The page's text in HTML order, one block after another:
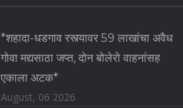
*शहादा-धडगाव रस्त्यावर 59 लाखांचा अवैध
गोवा मद्यसाठा जप्त, दोन बोलेरो वाहनांसह
एकाला अटक*
August, 06 2026